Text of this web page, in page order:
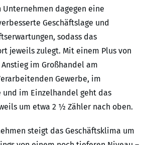
dagegen eine
Geschäftslage und
sodass das
jeweils zulegt. Mit einem Plus von
im Großhandel am
Gewerbe, im
und im Einzelhandel geht das
um etwa 2 ½ Zähler nach oben.
steigt das Geschäftsklima um